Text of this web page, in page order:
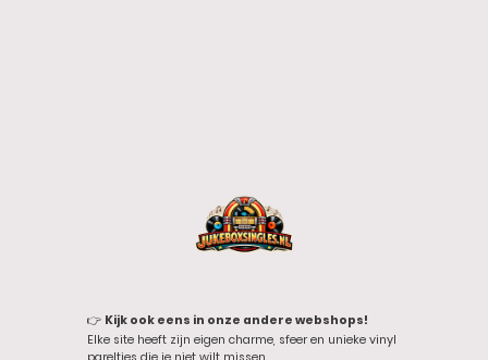
👉 Kijk ook eens in onze andere webshops!
Elke site heeft zijn eigen charme, sfeer en unieke vinyl